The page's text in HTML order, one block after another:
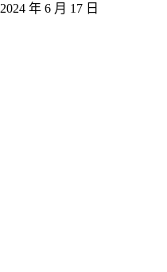
2024 年 6 月 17 日